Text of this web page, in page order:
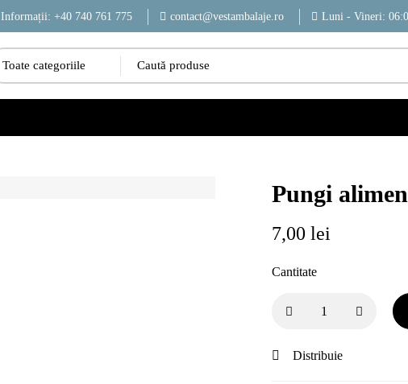
Informații: +40 740 761 775 contact@vestambalaje.ro Luni - Vineri:
Pungi
7,00 lei
Cantitate
Distribuie